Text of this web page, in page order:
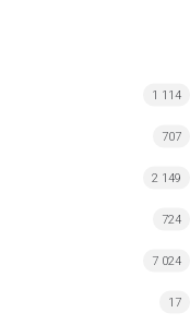
1 114
707
2 149
724
7 024
17